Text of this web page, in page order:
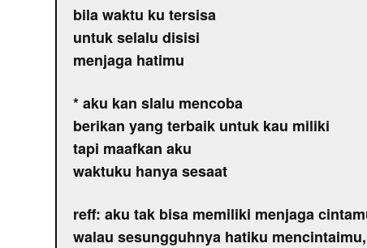
bila waktu ku tersisa
untuk selalu disisi
menjaga hatimu
* aku kan slalu mencoba
berikan yang terbaik untuk kau miliki
tapi maafkan aku
waktuku hanya sesaat
reff: aku tak bisa memiliki menjaga
walau sesungguhnya hatiku